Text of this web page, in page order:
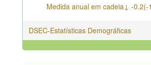
Medida anual em cadeia↓ -0.2(-
DSEC-Estatísticas Demográficas